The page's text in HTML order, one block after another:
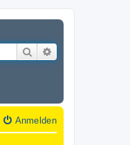
Suche
Anmelden